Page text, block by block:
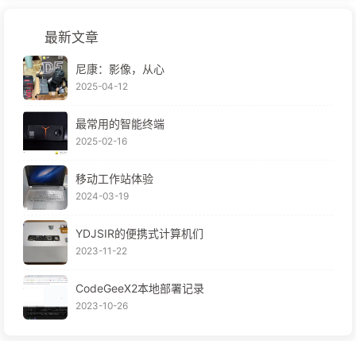
最新文章
尼康：影像，从心
2025-04-12
最常用的智能终端
2025-02-16
移动工作站体验
2024-03-19
YDJSIR的便携式计算机们
2023-11-22
CodeGeeX2本地部署记录
2023-10-26